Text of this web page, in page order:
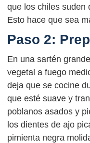
que los chiles suden
Esto hace que sea
Paso 2:
En una sartén
vegetal a fuego
deja que se cocine
que esté suave y
poblanos asados y
los dientes de ajo
pimienta negra